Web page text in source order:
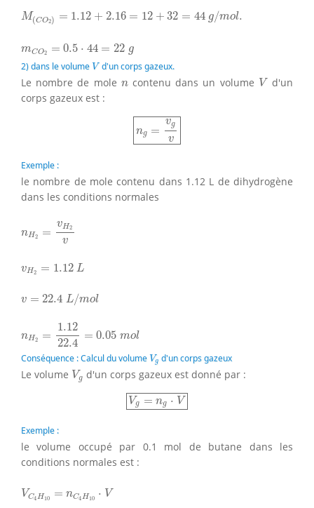
M(CO2) = 1.12 + 2.16 = 12 + 32 = 44 g/mol.
M( 1.12 + 2.16 12+ 32 =44 /m o l.
mCO2 = 0.5 ⋅ 44 = 22 g
m 0.5 44 22g
2) dans le volume V
Vd'un corps gazeux.
Le nombre de mole n
ncontenu dans un volume V
Vd'un
corps gazeux est :
ng =
vg
v
ng=vgv
Exemple :
le nombre de mole contenu dans 1.12 L de dihydrogène
dans les conditions normales
nH2 =
vH2
v
vH2
vH2 = 1.12 L
v 1.12 L
v = 22.4 L/mol
v 22.4 L /mol
nH2 =
1.12
22.4
= 0.05 mol
1.1222.4
Conséquence : Calcul du volume Vg
Vg d'un corps gazeux
Le volume Vg
Vg d'un corps gazeux est donné par :
Vg = ng ⋅ V
Vg=ng⋅V
Exemple :
le volume occupé par 0.1 mol de butane dans les
conditions normales est :
VC4H10 = nC4H10 ⋅ V
VC = 10